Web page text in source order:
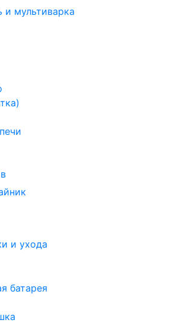
и мультиварка
и ухода
батарея